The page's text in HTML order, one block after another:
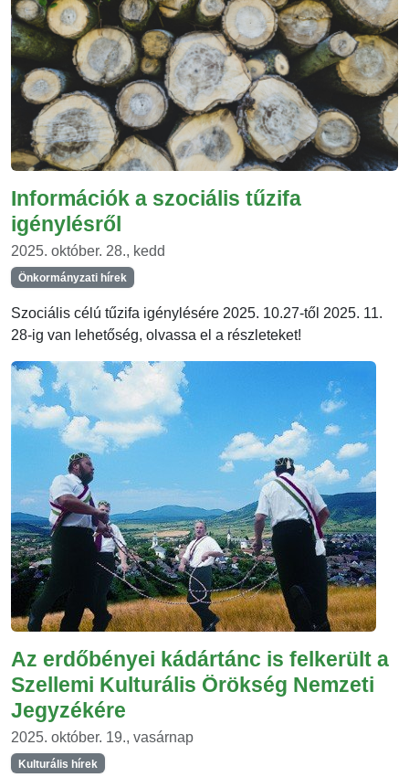
Információk a szociális tűzifa
igénylésről
2025. október. 28., kedd
Önkormányzati hírek
Szociális célú tűzifa igénylésére 2025. 10.27-től 2025. 11.
28-ig van lehetőség, olvassa el a részleteket!
Az erdőbényei kádártánc is felkerült a
Szellemi Kulturális Örökség Nemzeti
Jegyzékére
2025. október. 19., vasárnap
Kulturális hírek